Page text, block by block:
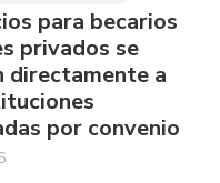
para becarios
privados se
directamente a
por convenio